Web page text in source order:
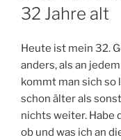
AM
32 Jahre alt
Heute ist mein 32.
anders, als an
kommt man sich so
schon älter als
nichts weiter. Habe
ob und was ich an